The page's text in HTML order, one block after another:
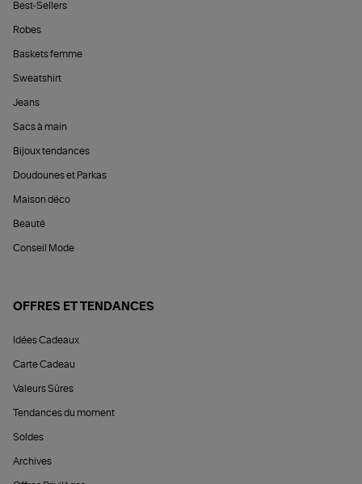
Best-Sellers
Robes
Baskets femme
Sweatshirt
Jeans
Sacs à main
Bijoux tendances
Doudounes et Parkas
Maison déco
Beauté
Conseil Mode
OFFRES ET TENDANCES
Idées Cadeaux
Carte Cadeau
Valeurs Sûres
Tendances du moment
Soldes
Archives